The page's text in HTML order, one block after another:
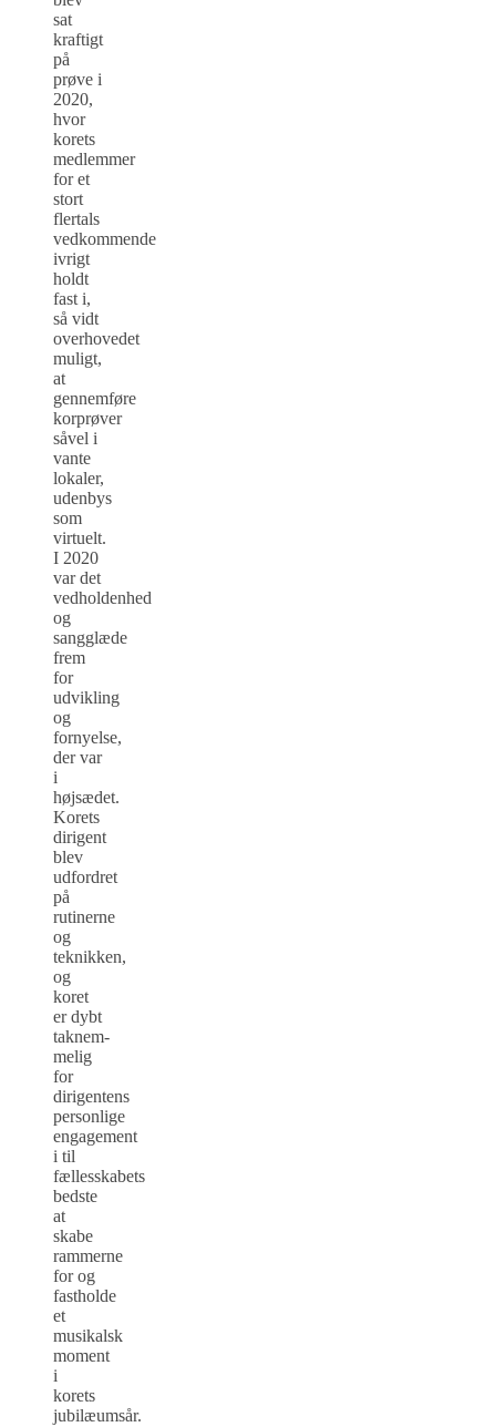
sat
kraftigt
på
prøve i
2020,
hvor
korets
medlemmer
for et
stort
flertals
vedkommende
ivrigt
holdt
fast i,
så vidt
overhovedet
muligt,
at
gennemføre
korprøver
såvel i
vante
lokaler,
udenbys
som
virtuelt.
I 2020
var det
vedholdenhed
og
sangglæde
frem
for
udvikling
og
fornyelse,
der var
i
højsædet.
Korets
dirigent
blev
udfordret
på
rutinerne
og
teknikken,
og
koret
er dybt
taknem­
melig
for
dirigentens
personlige
engagement
i til
fællesskabets
bedste
at
skabe
rammerne
for og
fastholde
et
musikalsk
moment
i
korets
jubilæumsår.